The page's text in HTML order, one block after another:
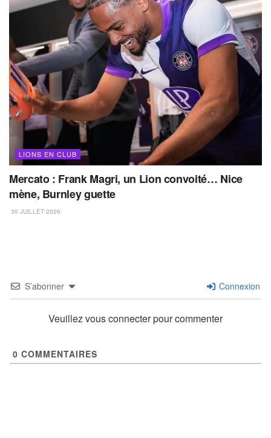
LIONS EN CLUB
Mercato : Frank Magri, un Lion convoité… Nice
mène, Burnley guette
30 JUILLET 2026
S’abonner Connexion
Veuillez vous connecter pour commenter
0 COMMENTAIRES